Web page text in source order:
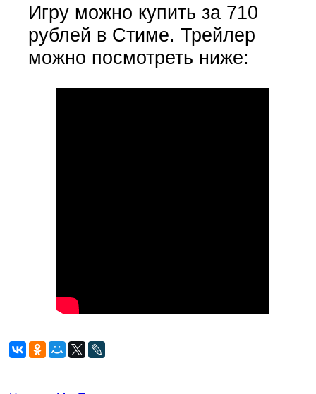
Игру можно купить за 710
рублей в Стиме. Трейлер
можно посмотреть ниже: